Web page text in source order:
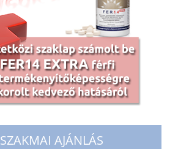
SZAKMAI AJÁNLÁS